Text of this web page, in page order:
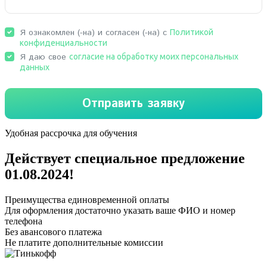
Удобная рассрочка для обучения
Действует специальное предложение
01.08.2024!
Преимущества единовременной оплаты
Для оформления достаточно указать ваше ФИО и номер
телефона
Без авансового платежа
Не платите дополнительные комиссии